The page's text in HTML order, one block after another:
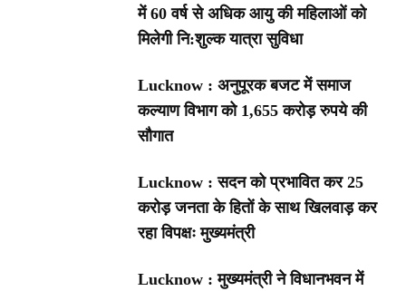
में 60 वर्ष से अधिक आयु की महिलाओं को
मिलेगी नि:शुल्क यात्रा सुविधा
Lucknow : अनुपूरक बजट में समाज
कल्याण विभाग को 1,655 करोड़ रुपये की
सौगात
Lucknow : सदन को प्रभावित कर 25
करोड़ जनता के हितों के साथ खिलवाड़ कर
रहा विपक्षः मुख्यमंत्री
Lucknow : मुख्यमंत्री ने विधानभवन में